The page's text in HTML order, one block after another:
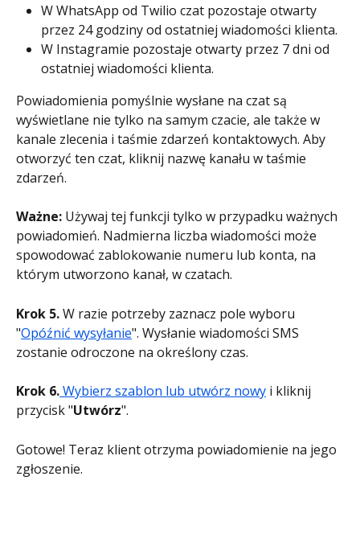
W WhatsApp od Twilio czat pozostaje otwarty
przez 24 godziny od ostatniej wiadomości klienta.
W Instagramie pozostaje otwarty przez 7 dni od
ostatniej wiadomości klienta.
Powiadomienia pomyślnie wysłane na czat są
wyświetlane nie tylko na samym czacie, ale także w
kanale zlecenia i taśmie zdarzeń kontaktowych. Aby
otworzyć ten czat, kliknij nazwę kanału w taśmie
zdarzeń.
Ważne: Używaj tej funkcji tylko w przypadku ważnych
powiadomień. Nadmierna liczba wiadomości może
spowodować zablokowanie numeru lub konta, na
którym utworzono kanał, w czatach.
Krok 5. W razie potrzeby zaznacz pole wyboru
"Opóźnić wysyłanie". Wysłanie wiadomości SMS
zostanie odroczone na określony czas.
Krok 6.Wybierz szablon lub utwórz nowy i kliknij
przycisk "Utwórz".
Gotowe! Teraz klient otrzyma powiadomienie na jego
zgłoszenie.